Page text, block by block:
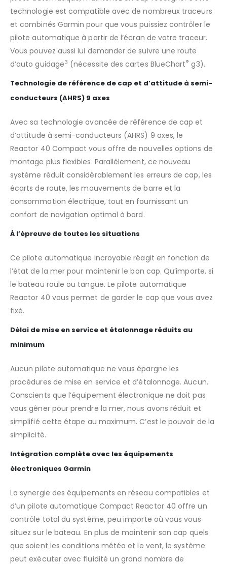
technologie est compatible avec de nombreux traceurs
et combinés Garmin pour que vous puissiez contrôler le
pilote automatique à partir de l’écran de votre traceur.
Vous pouvez aussi lui demander de suivre une route
d’auto guidage3 (nécessite des cartes BlueChart® g3).
Technologie de référence de cap et d’attitude à semi-
conducteurs (AHRS) 9 axes
Avec sa technologie avancée de référence de cap et
d’attitude à semi-conducteurs (AHRS) 9 axes, le
Reactor 40 Compact vous offre de nouvelles options de
montage plus flexibles. Parallèlement, ce nouveau
système réduit considérablement les erreurs de cap, les
écarts de route, les mouvements de barre et la
consommation électrique, tout en fournissant un
confort de navigation optimal à bord.
À l’épreuve de toutes les situations
Ce pilote automatique incroyable réagit en fonction de
l’état de la mer pour maintenir le bon cap. Qu’importe, si
le bateau roule ou tangue. Le pilote automatique
Reactor 40 vous permet de garder le cap que vous avez
fixé.
Délai de mise en service et étalonnage réduits au
minimum
Aucun pilote automatique ne vous épargne les
procédures de mise en service et d’étalonnage. Aucun.
Conscients que l’équipement électronique ne doit pas
vous gêner pour prendre la mer, nous avons réduit et
simplifié cette étape au maximum. C’est le pouvoir de la
simplicité.
Intégration complète avec les équipements
électroniques Garmin
La synergie des équipements en réseau compatibles et
d’un pilote automatique Compact Reactor 40 offre un
contrôle total du système, peu importe où vous vous
situez sur le bateau. En plus de maintenir son cap quels
que soient les conditions météo et le vent, le système
peut exécuter avec fluidité un grand nombre de